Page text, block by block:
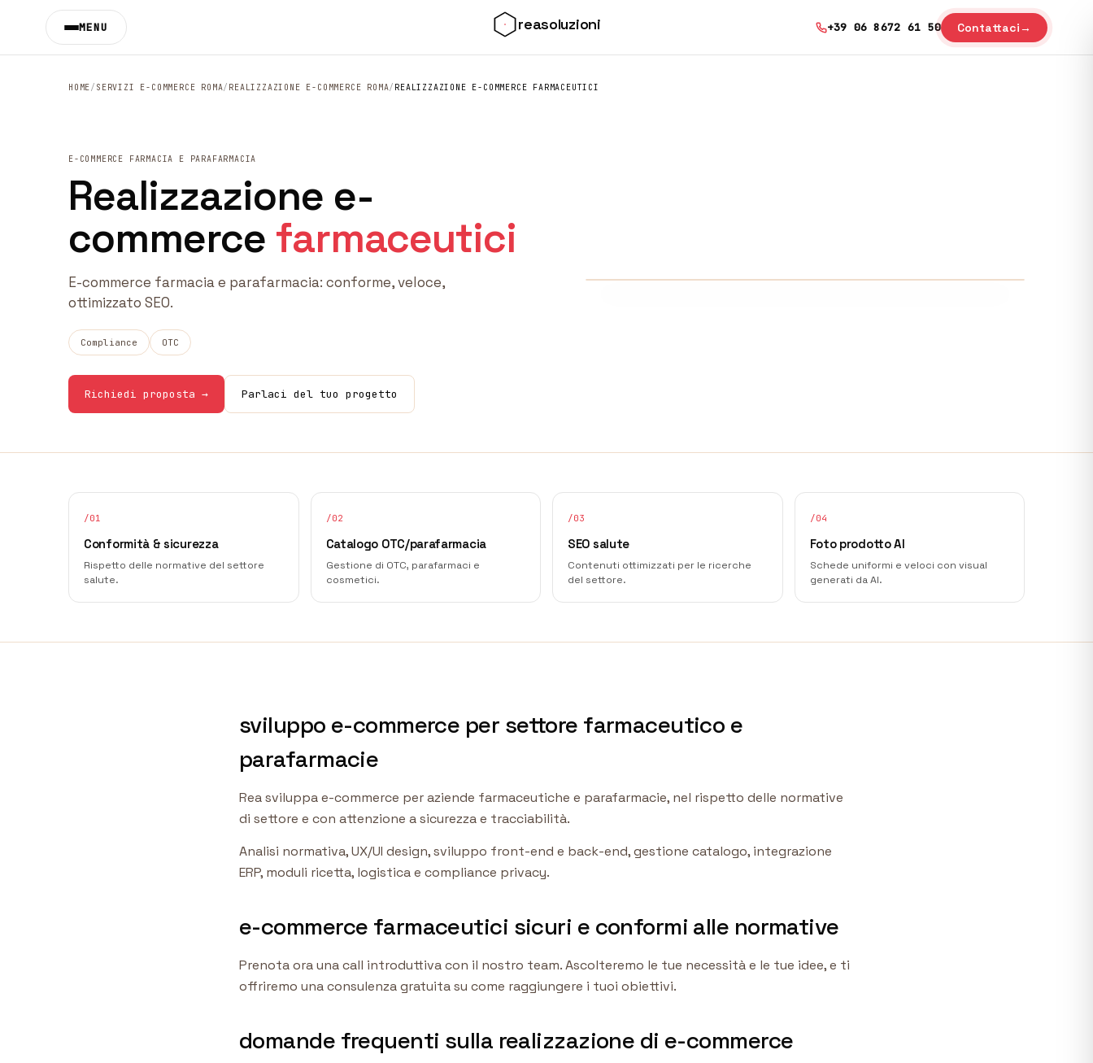
Vai al contenuto principale
MENU reasoluzioni +39 06 8672 61 50 Contattaci→
HOME/ SERVIZI E-COMMERCE ROMA/ REALIZZAZIONE E-COMMERCE ROMA/ REALIZZAZIONE E-COMMERCE FARMACEUTICI
E-COMMERCE FARMACIA E PARAFARMACIA
Realizzazione e-
commerce farmaceutici
E-commerce farmacia e parafarmacia: conforme, veloce,
ottimizzato SEO.
Compliance OTC
Richiedi proposta → Parlaci del tuo progetto
/01
Conformità & sicurezza
Rispetto delle normative del settore
salute.
/02
Catalogo OTC/parafarmacia
Gestione di OTC, parafarmaci e
cosmetici.
/03
SEO salute
Contenuti ottimizzati per le ricerche
del settore.
/04
Foto prodotto AI
Schede uniformi e veloci con visual
generati da AI.
sviluppo e-commerce per settore farmaceutico e
parafarmacie
Rea sviluppa e-commerce per aziende farmaceutiche e parafarmacie, nel rispetto delle normative
di settore e con attenzione a sicurezza e tracciabilità.
Analisi normativa, UX/UI design, sviluppo front-end e back-end, gestione catalogo, integrazione
ERP, moduli ricetta, logistica e compliance privacy.
e-commerce farmaceutici sicuri e conformi alle normative
Prenota ora una call introduttiva con il nostro team. Ascolteremo le tue necessità e le tue idee, e ti
offriremo una consulenza gratuita su come raggiungere i tuoi obiettivi.
domande frequenti sulla realizzazione di e-commerce